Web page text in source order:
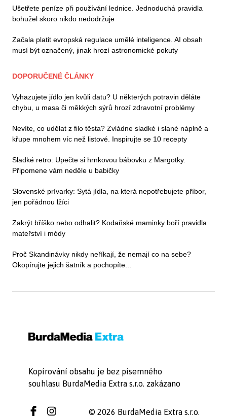
Ušetřete peníze při používání lednice. Jednoduchá pravidla
bohužel skoro nikdo nedodržuje
Začala platit evropská regulace umělé inteligence. AI obsah
musí být označený, jinak hrozí astronomické pokuty
DOPORUČENÉ ČLÁNKY
Vyhazujete jídlo jen kvůli datu? U některých potravin děláte
chybu, u masa či měkkých sýrů hrozí zdravotní problémy
Nevíte, co udělat z filo těsta? Zvládne sladké i slané náplně a
křupe mnohem víc než listové. Inspirujte se 10 recepty
Sladké retro: Upečte si hrnkovou bábovku z Margotky.
Připomene vám neděle u babičky
Slovenské prívarky: Sytá jídla, na která nepotřebujete příbor,
jen pořádnou lžíci
Zakrýt bříško nebo odhalit? Kodaňské maminky boří pravidla
mateřství i módy
Proč Skandinávky nikdy neříkají, že nemají co na sebe?
Okopírujte jejich šatník a pochopíte...
Kopírování obsahu je bez písemného
souhlasu BurdaMedia Extra s.r.o. zakázano
© 2026 BurdaMedia Extra s.r.o.